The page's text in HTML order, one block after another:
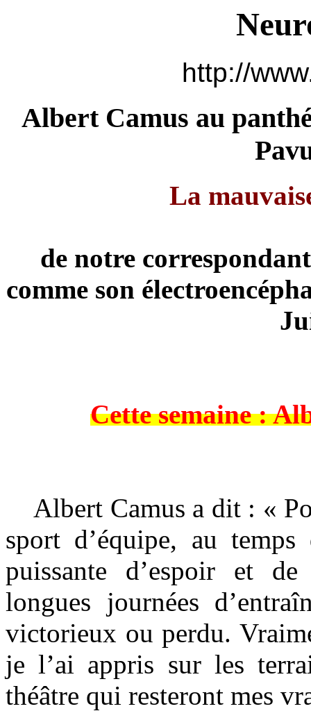
http://
Albert Camus au
La
de notre
comme son
Cette semaine :
Albert Camus a dit : «
sport d’équipe, au temps
puissante d’espoir et
longues journées
victorieux ou perdu.
je l’ai appris sur les
théâtre qui resteront mes